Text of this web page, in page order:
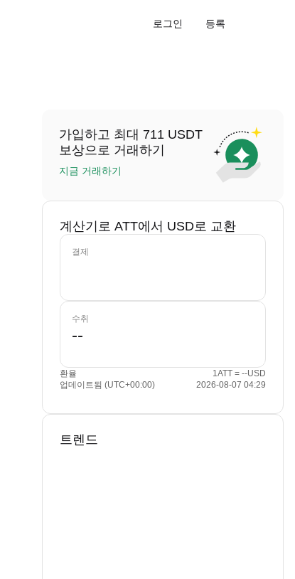
로그인 등록
가입하고 최대 711 USDT
보상으로 거래하기
지금 거래하기
계산기로 ATT에서 USD로 교환
결제
수취
환율
1ATT = --USD
업데이트됨 (UTC+00:00)
2026-08-07 04:29
트렌드